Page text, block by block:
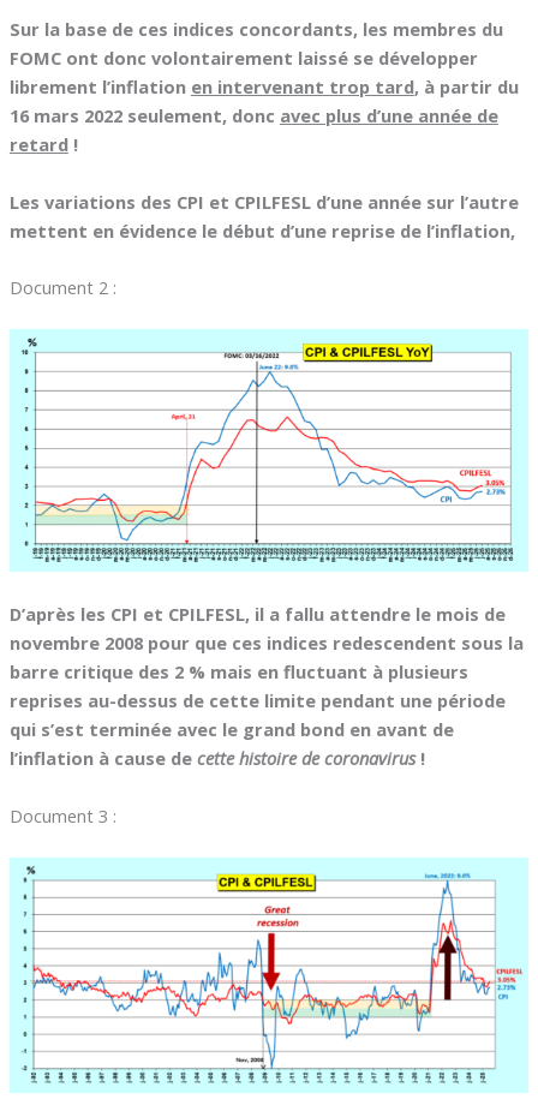
Sur la base de ces indices concordants, les membres du
FOMC ont donc volontairement laissé se développer
librement l’inflation en intervenant trop tard, à partir du
16 mars 2022 seulement, donc avec plus d’une année de
retard!
Les variations des CPI et CPILFESL d’une année sur l’autre
mettent en évidence le début d’une reprise de l’inflation,
Document 2 :
D’après les CPI et CPILFESL, il a fallu attendre le mois de
novembre 2008 pour que ces indices redescendent sous la
barre critique des 2 % mais en fluctuant à plusieurs
reprises au-dessus de cette limite pendant une période
qui s’est terminée avec le grand bond en avant de
l’inflation à cause de cette histoire de coronavirus!
Document 3 :